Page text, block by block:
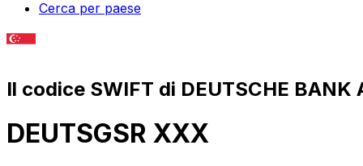
Cerca per paese
Il codice SWIFT di DEUTSCHE BANK
DEUTSGSR XXX